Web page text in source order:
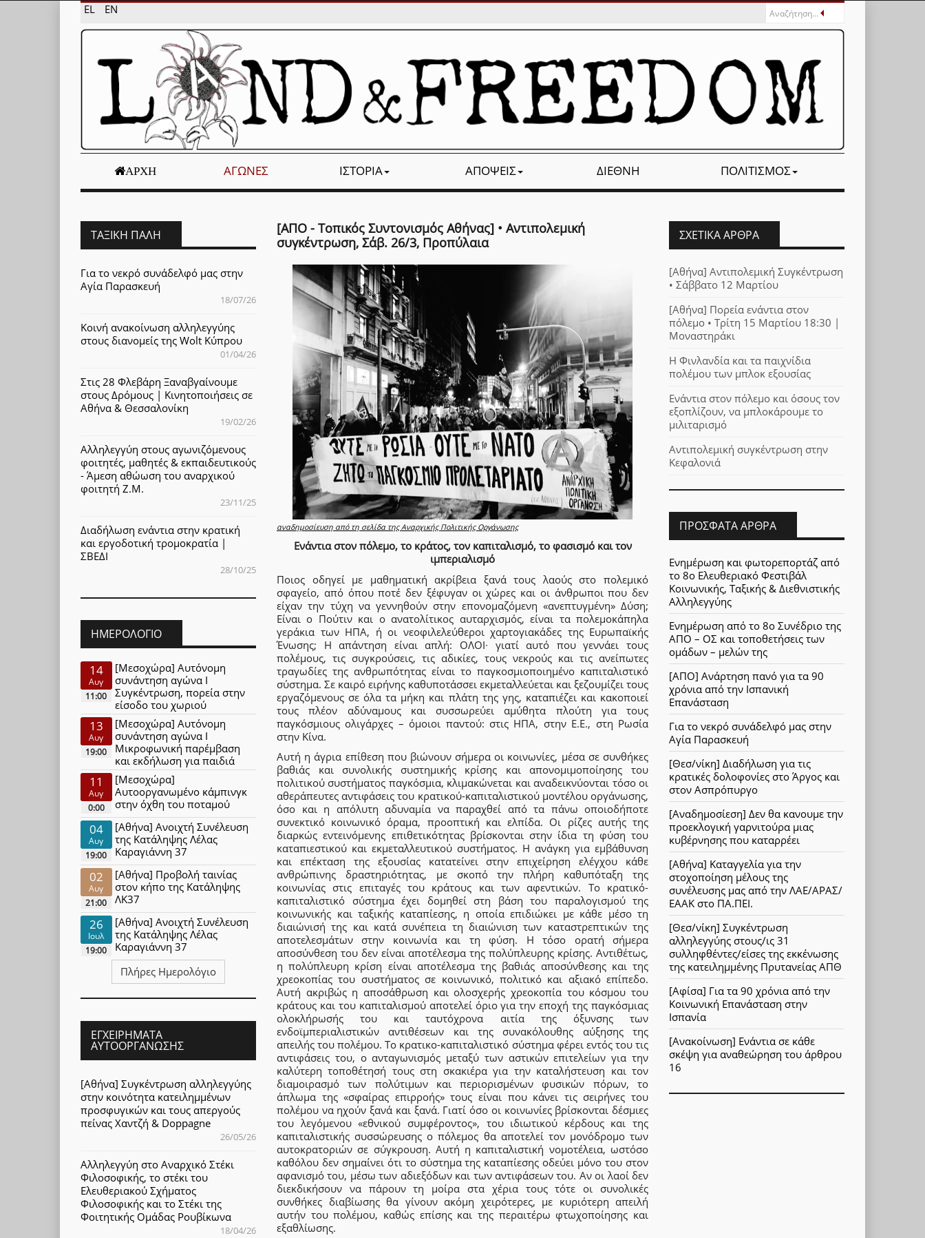
EL EN
ΑΡΧΉ ΑΓΏΝΕΣ ΙΣΤΟΡΊΑ ΑΠΌΨΕΙΣ ΔΙΕΘΝΉ ΠΟΛΙΤΙΣΜΌΣ
[ΑΠΟ - Τοπικός Συντονισμός Αθήνας] • Αντιπολεμική
συγκέντρωση, Σάβ. 26/3, Προπύλαια
αναδημοσίευση από τη σελίδα της Αναρχικής Πολιτικής Οργάνωσης
Ενάντια στον πόλεμο, το κράτος, τον καπιταλισμό, το φασισμό και τον
ιμπεριαλισμό
Ποιος οδηγεί με μαθηματική ακρίβεια ξανά τους λαούς στο πολεμικό
σφαγείο, από όπου ποτέ δεν ξέφυγαν οι χώρες και οι άνθρωποι που δεν
είχαν την τύχη να γεννηθούν στην επονομαζόμενη «ανεπτυγμένη» Δύση;
Είναι ο Πούτιν και ο ανατολίτικος αυταρχισμός, είναι τα πολεμοκάπηλα
γεράκια των ΗΠΑ, ή οι νεοφιλελεύθεροι χαρτογιακάδες της Ευρωπαϊκής
Ένωσης; Η απάντηση είναι απλή: ΟΛΟΙ∙ γιατί αυτό που γεννάει τους
πολέμους, τις συγκρούσεις, τις αδικίες, τους νεκρούς και τις ανείπωτες
τραγωδίες της ανθρωπότητας είναι το παγκοσμιοποιημένο καπιταλιστικό
σύστημα. Σε καιρό ειρήνης καθυποτάσσει εκμεταλλεύεται και ξεζουμίζει τους
εργαζόμενους σε όλα τα μήκη και πλάτη της γης, καταπιέζει και κακοποιεί
τους πλέον αδύναμους και συσσωρεύει αμύθητα πλούτη για τους
παγκόσμιους ολιγάρχες – όμοιοι παντού: στις ΗΠΑ, στην Ε.Ε., στη Ρωσία
στην Κίνα.
Αυτή η άγρια επίθεση που βιώνουν σήμερα οι κοινωνίες, μέσα σε συνθήκες
βαθιάς και συνολικής συστημικής κρίσης και απονομιμοποίησης του
πολιτικού συστήματος παγκόσμια, κλιμακώνεται και αναδεικνύονται τόσο οι
αθεράπευτες αντιφάσεις του κρατικού-καπιταλιστικού μοντέλου οργάνωσης,
όσο και η απόλυτη αδυναμία να παραχθεί από τα πάνω οποιοδήποτε
συνεκτικό κοινωνικό όραμα, προοπτική και ελπίδα. Οι ρίζες αυτής της
διαρκώς εντεινόμενης επιθετικότητας βρίσκονται στην ίδια τη φύση του
καταπιεστικού και εκμεταλλευτικού συστήματος. Η ανάγκη για εμβάθυνση
και επέκταση της εξουσίας κατατείνει στην επιχείρηση ελέγχου κάθε
ανθρώπινης δραστηριότητας, με σκοπό την πλήρη καθυπόταξη της
κοινωνίας στις επιταγές του κράτους και των αφεντικών. Το κρατικό-
καπιταλιστικό σύστημα έχει δομηθεί στη βάση του παραλογισμού της
κοινωνικής και ταξικής καταπίεσης, η οποία επιδιώκει με κάθε μέσο τη
διαιώνισή της και κατά συνέπεια τη διαιώνιση των καταστρεπτικών της
αποτελεσμάτων στην κοινωνία και τη φύση. Η τόσο ορατή σήμερα
αποσύνθεση του δεν είναι αποτέλεσμα της πολύπλευρης κρίσης. Αντιθέτως,
η πολύπλευρη κρίση είναι αποτέλεσμα της βαθιάς αποσύνθεσης και της
χρεοκοπίας του συστήματος σε κοινωνικό, πολιτικό και αξιακό επίπεδο.
Αυτή ακριβώς η αποσάθρωση και ολοσχερής χρεοκοπία του κόσμου του
κράτους και του καπιταλισμού αποτελεί όριο για την εποχή της παγκόσμιας
ολοκλήρωσής του και ταυτόχρονα αιτία της όξυνσης των
ενδοϊμπεριαλιστικών αντιθέσεων και της συνακόλουθης αύξησης της
απειλής του πολέμου. Το κρατικο-καπιταλιστικό σύστημα φέρει εντός του τις
αντιφάσεις του, ο ανταγωνισμός μεταξύ των αστικών επιτελείων για την
καλύτερη τοποθέτησή τους στη σκακιέρα για την καταλήστευση και τον
διαμοιρασμό των πολύτιμων και περιορισμένων φυσικών πόρων, το
άπλωμα της «σφαίρας επιρροής» τους είναι που κάνει τις σειρήνες του
πολέμου να ηχούν ξανά και ξανά. Γιατί όσο οι κοινωνίες βρίσκονται δέσμιες
του λεγόμενου «εθνικού συμφέροντος», του ιδιωτικού κέρδους και της
καπιταλιστικής συσσώρευσης ο πόλεμος θα αποτελεί τον μονόδρομο των
αυτοκρατοριών σε σύγκρουση. Αυτή η καπιταλιστική νομοτέλεια, ωστόσο
καθόλου δεν σημαίνει ότι το σύστημα της καταπίεσης οδεύει μόνο του στον
αφανισμό του, μέσω των αδιεξόδων και των αντιφάσεων του. Αν οι λαοί δεν
διεκδικήσουν να πάρουν τη μοίρα στα χέρια τους τότε οι συνολικές
συνθήκες διαβίωσης θα γίνουν ακόμη χειρότερες, με κυριότερη απειλή
αυτήν του πολέμου, καθώς επίσης και της περαιτέρω φτωχοποίησης και
εξαθλίωσης.
ΤΑΞΙΚΉ ΠΆΛΗ
Για το νεκρό συνάδελφό μας στην
Αγία Παρασκευή
18/07/26
Κοινή ανακοίνωση αλληλεγγύης
στους διανομείς της Wolt Κύπρου
01/04/26
Στις 28 Φλεβάρη Ξαναβγαίνουμε
στους Δρόμους | Κινητοποιήσεις σε
Αθήνα & Θεσσαλονίκη
19/02/26
Αλληλεγγύη στους αγωνιζόμενους
φοιτητές, μαθητές & εκπαιδευτικούς
- Άμεση αθώωση του αναρχικού
φοιτητή Ζ.Μ.
23/11/25
Διαδήλωση ενάντια στην κρατική
και εργοδοτική τρομοκρατία |
ΣΒΕΔΙ
28/10/25
ΗΜΕΡΟΛΌΓΙΟ
14
Αυγ
11:00
[Μεσοχώρα] Αυτόνομη
συνάντηση αγώνα Ι
Συγκέντρωση, πορεία στην
είσοδο του χωριού
13
Αυγ
19:00
[Μεσοχώρα] Αυτόνομη
συνάντηση αγώνα Ι
Μικροφωνική παρέμβαση
και εκδήλωση για παιδιά
11
Αυγ
0:00
[Μεσοχώρα]
Αυτοοργανωμένο κάμπινγκ
στην όχθη του ποταμού
04
Αυγ
19:00
[Αθήνα] Ανοιχτή Συνέλευση
της Κατάληψης Λέλας
Καραγιάννη 37
02
Αυγ
21:00
[Αθήνα] Προβολή ταινίας
στον κήπο της Κατάληψης
ΛΚ37
26
Ιουλ
19:00
[Αθήνα] Ανοιχτή Συνέλευση
της Κατάληψης Λέλας
Καραγιάννη 37
Πλήρες Ημερολόγιο
ΕΓΧΕΙΡΉΜΑΤΑ
ΑΥΤΟΟΡΓΆΝΩΣΗΣ
[Αθήνα] Συγκέντρωση αλληλεγγύης
στην κοινότητα κατειλημμένων
προσφυγικών και τους απεργούς
πείνας Χαντζή & Doppagne
26/05/26
Αλληλεγγύη στο Αναρχικό Στέκι
Φιλοσοφικής, το στέκι του
Ελευθεριακού Σχήματος
Φιλοσοφικής και το Στέκι της
Φοιτητικής Ομάδας Ρουβίκωνα
18/04/26
ΣΧΕΤΙΚΆ ΆΡΘΡΑ
[Αθήνα] Αντιπολεμική Συγκέντρωση
• Σάββατο 12 Μαρτίου
[Αθήνα] Πορεία ενάντια στον
πόλεμο • Τρίτη 15 Μαρτίου 18:30 |
Μοναστηράκι
Η Φινλανδία και τα παιχνίδια
πολέμου των μπλοκ εξουσίας
Ενάντια στον πόλεμο και όσους τον
εξοπλίζουν, να μπλοκάρουμε το
μιλιταρισμό
Αντιπολεμική συγκέντρωση στην
Κεφαλονιά
ΠΡΌΣΦΑΤΑ ΆΡΘΡΑ
Ενημέρωση και φωτορεπορτάζ από
το 8ο Ελευθεριακό Φεστιβάλ
Κοινωνικής, Ταξικής & Διεθνιστικής
Αλληλεγγύης
Ενημέρωση από το 8ο Συνέδριο της
ΑΠΟ – ΟΣ και τοποθετήσεις των
ομάδων – μελών της
[ΑΠΟ] Ανάρτηση πανό για τα 90
χρόνια από την Ισπανική
Επανάσταση
Για το νεκρό συνάδελφό μας στην
Αγία Παρασκευή
[Θεσ/νίκη] Διαδήλωση για τις
κρατικές δολοφονίες στο Άργος και
στον Ασπρόπυργο
[Αναδημοσίεση] Δεν θα κανουμε την
προεκλογική γαρνιτούρα μιας
κυβέρνησης που καταρρέει
[Αθήνα] Καταγγελία για την
στοχοποίηση μέλους της
συνέλευσης μας από την ΛΑΕ/ΑΡΑΣ/
ΕΑΑΚ στο ΠΑ.ΠΕΙ.
[Θεσ/νίκη] Συγκέντρωση
αλληλεγγύης στους/ις 31
συλληφθέντες/είσες της εκκένωσης
της κατειλημμένης Πρυτανείας ΑΠΘ
[Αφίσα] Για τα 90 χρόνια από την
Κοινωνική Επανάσταση στην
Ισπανία
[Ανακοίνωση] Ενάντια σε κάθε
σκέψη για αναθεώρηση του άρθρου
16